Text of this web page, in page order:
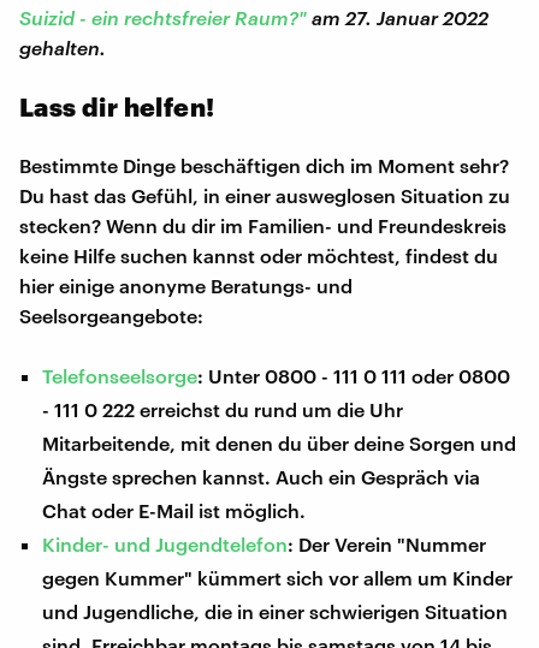
Suizid - ein rechtsfreier Raum?" am 27. Januar 2022
gehalten.
Lass dir helfen!
Bestimmte Dinge beschäftigen dich im Moment sehr?
Du hast das Gefühl, in einer ausweglosen Situation zu
stecken? Wenn du dir im Familien- und Freundeskreis
keine Hilfe suchen kannst oder möchtest, findest du
hier einige anonyme Beratungs- und
Seelsorgeangebote:
Telefonseelsorge: Unter 0800 - 111 0 111 oder 0800
- 111 0 222 erreichst du rund um die Uhr
Mitarbeitende, mit denen du über deine Sorgen und
Ängste sprechen kannst. Auch ein Gespräch via
Chat oder E-Mail ist möglich.
Kinder- und Jugendtelefon: Der Verein "Nummer
gegen Kummer" kümmert sich vor allem um Kinder
und Jugendliche, die in einer schwierigen Situation